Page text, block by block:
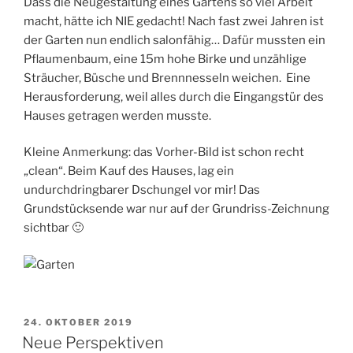
macht, hätte ich NIE gedacht! Nach fast zwei Jahren ist
der Garten nun endlich salonfähig… Dafür mussten ein
Pflaumenbaum, eine 15m hohe Birke und unzählige
Sträucher, Büsche und Brennnesseln weichen. Eine
Herausforderung, weil alles durch die Eingangstür des
Hauses getragen werden musste.
Kleine Anmerkung: das Vorher-Bild ist schon recht
„clean“. Beim Kauf des Hauses, lag ein
undurchdringbarer Dschungel vor mir! Das
Grundstücksende war nur auf der Grundriss-Zeichnung
sichtbar 🙂
VERÖFFENTLICHT
AM
24. OKTOBER 2019
Neue Perspektiven